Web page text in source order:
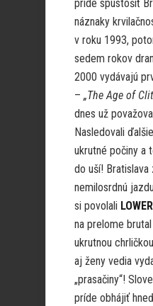
príde spustošiť
náznaky
v roku 1993,
sedem rokov
2000 vydávajú
– „The Age of
dnes už
Nasledovali
ukrutné počiny a
do uší!
nemilosrdnú
si povolali
na prelome
ukrutnou
aj ženy vedia
„prasačiny“!
príde obhájiť